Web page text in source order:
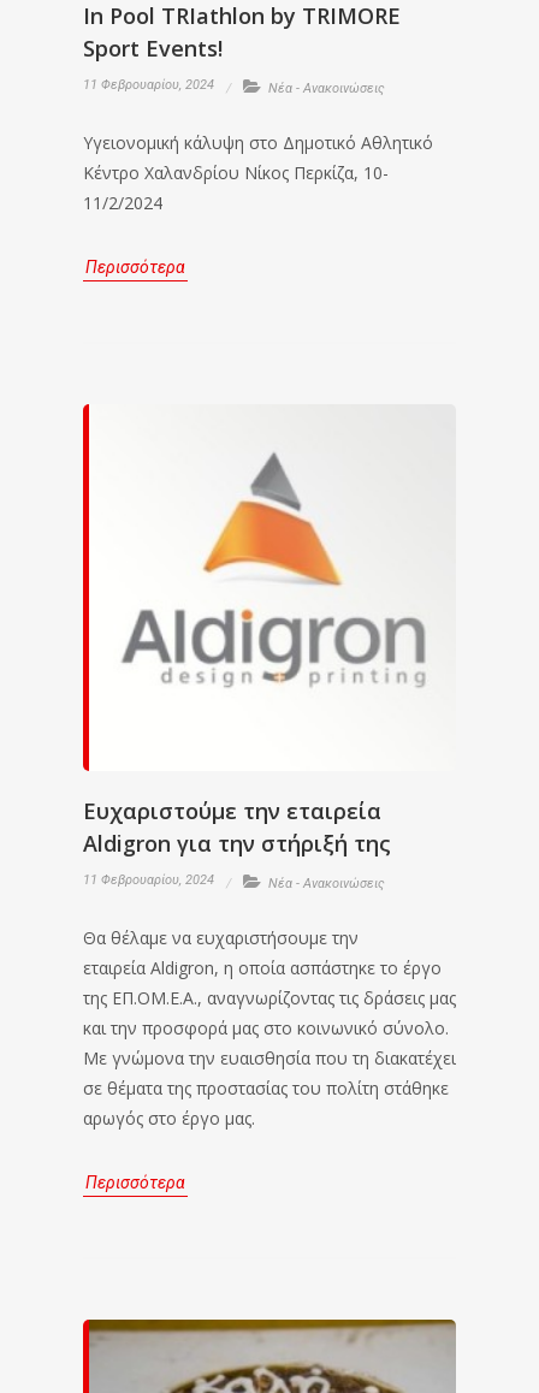
In Pool TRIathlon by TRIMORE
Sport Events!
11 Φεβρουαρίου, 2024 Νέα - Ανακοινώσεις
Υγειονομική κάλυψη στο Δημοτικό Αθλητικό
Κέντρο Χαλανδρίου Νίκος Περκίζα, 10-
11/2/2024
Περισσότερα
Ευχαριστούμε την εταιρεία
Aldigron για την στήριξή της
11 Φεβρουαρίου, 2024 Νέα - Ανακοινώσεις
Θα θέλαμε να ευχαριστήσουμε την
εταιρεία Aldigron, η οποία ασπάστηκε το έργο
της ΕΠ.ΟΜ.Ε.Α., αναγνωρίζοντας τις δράσεις μας
και την προσφορά μας στο κοινωνικό σύνολο.
Με γνώμονα την ευαισθησία που τη διακατέχει
σε θέματα της προστασίας του πολίτη στάθηκε
αρωγός στο έργο μας.
Περισσότερα